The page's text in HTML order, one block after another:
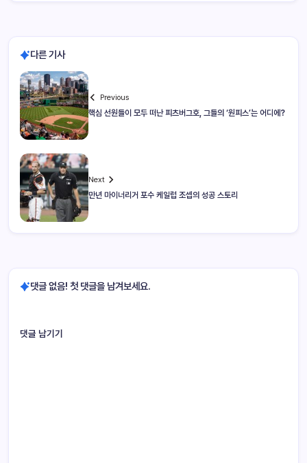
다른 기사
Previous
핵심 선원들이 모두 떠난 피츠버그호, 그들의 ‘원피스’는 어디에?
Next
만년 마이너리거 포수 케일럽 조셉의 성공 스토리
댓글 없음! 첫 댓글을 남겨보세요.
댓글 남기기